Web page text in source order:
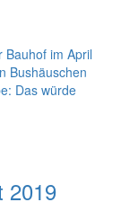
im April
Bushäuschen
Das würde
2019